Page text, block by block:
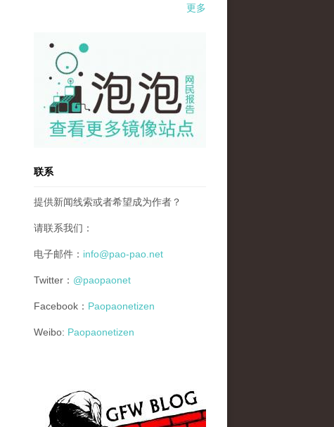
更多
pao-pao-banner-mirror-site-120814.jpg
联系
提供新闻线索或者希望成为作者？
请联系我们：
电子邮件： info@pao-pao.net
Twitter： @paopaonet
Facebook： Paopaonetizen
Weibo: Paopaonetizen
gfw_blog_small.jpg